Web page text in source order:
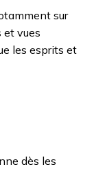
sur
et vues
les esprits et
dès les